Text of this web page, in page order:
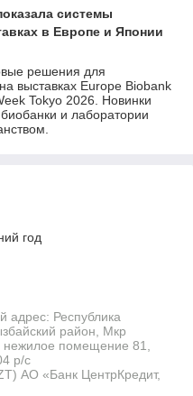
системы
в Европе и Японии
решения для
выставках Europe Biobank
Tokyo 2026. Новинки
и лаборатории
год
Республика
район, Мкр
помещение 81,
р/с
АО «Банк ЦентрКредит,